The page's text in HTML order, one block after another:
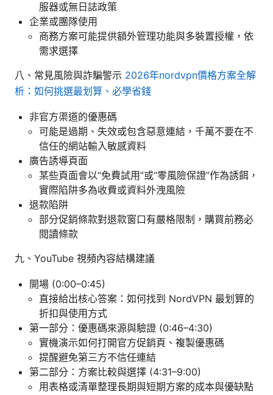
服器或無日誌政策
企業或團隊使用
商務方案可能提供額外管理功能與多裝置授權，依
需求選擇
八、常見風險與詐騙警示 2026年nordvpn價格方案全解
析：如何挑選最划算、必學省錢
非官方渠道的優惠碼
可能是過期、失效或包含惡意連結，千萬不要在不
信任的網站輸入敏感資料
廣告誘導頁面
某些頁面會以“免費試用”或“零風險保證”作為誘餌，
實際陷阱多為收費或資料外洩風險
退款陷阱
部分促銷條款對退款窗口有嚴格限制，購買前務必
閱讀條款
九、YouTube 視頻內容結構建議
開場 (0:00–0:45)
直接給出核心答案：如何找到 NordVPN 最划算的
折扣與使用方式
第一部分：優惠碼來源與驗證 (0:46–4:30)
實機演示如何打開官方促銷頁、複製優惠碼
提醒避免第三方不信任連結
第二部分：方案比較與選擇 (4:31–9:00)
用表格或清單整理長期與短期方案的成本與優缺點